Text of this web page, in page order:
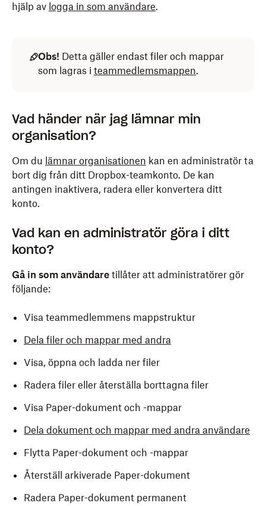
hjälp av logga in som användare.
Obs! Detta gäller endast filer och mappar
som lagras i teammedlemsmappen.
Vad händer när jag lämnar min
organisation?
Om du lämnar organisationen kan en administratör ta
bort dig från ditt Dropbox-teamkonto. De kan
antingen inaktivera, radera eller konvertera ditt
konto.
Vad kan en administratör göra i ditt
konto?
Gå in som användare tillåter att administratörer gör
följande:
Visa teammedlemmens mappstruktur
Dela filer och mappar med andra
Visa, öppna och ladda ner filer
Radera filer eller återställa borttagna filer
Visa Paper-dokument och -mappar
Dela dokument och mappar med andra användare
Flytta Paper-dokument och -mappar
Återställ arkiverade Paper-dokument
Radera Paper-dokument permanent